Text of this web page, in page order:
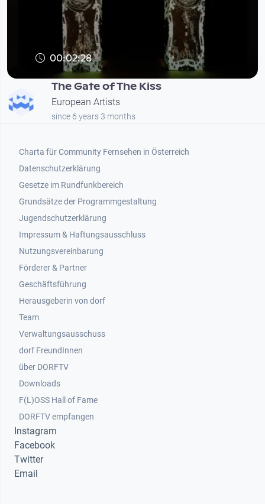
00:02:28
The Gate of The Kiss
European Artists
since 6 years 3 months
Footer 1
Charta für Community Fernsehen in Österreich
Datenschutzerklärung
Gesetze im Rundfunkbereich
Grundsätze der Programmgestaltung
Jugendschutzerklärung
Impressum & Haftungsausschluss
Nutzungsvereinbarung
Footer 2
Förderer & Partner
Geschäftsführung
Herausgeberin von dorf
Team
Verwaltungsausschuss
dorf FreundInnen
Footer 3
über DORFTV
Downloads
F(L)OSS Hall of Fame
Footer 4
DORFTV empfangen
Instagram
Facebook
Twitter
Email